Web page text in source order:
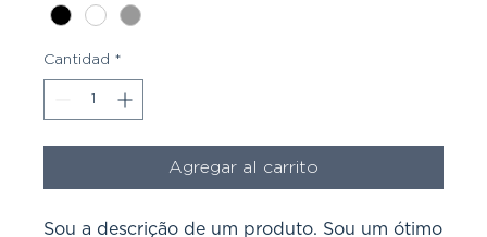
Cantidad *
Agregar al carrito
Sou a descrição de um produto. Sou um ótimo